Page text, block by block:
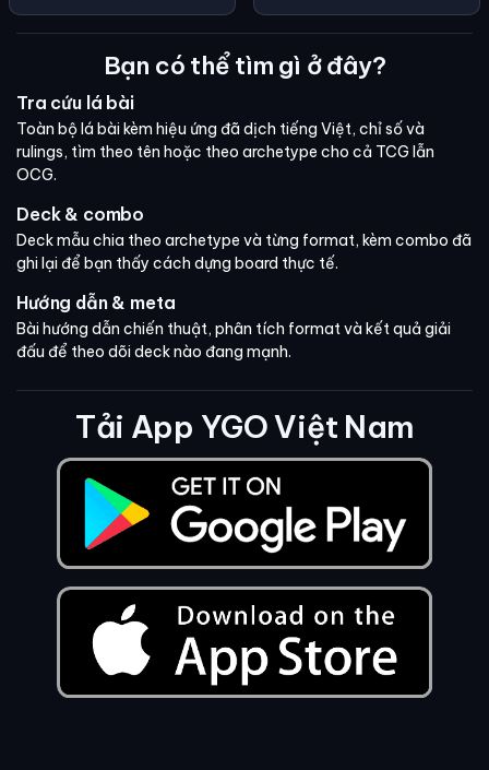
Bạn có thể tìm gì ở đây?
Tra cứu lá bài
Toàn bộ lá bài kèm hiệu ứng đã dịch tiếng Việt, chỉ số và
rulings, tìm theo tên hoặc theo archetype cho cả TCG lẫn
OCG.
Deck & combo
Deck mẫu chia theo archetype và từng format, kèm combo đã
ghi lại để bạn thấy cách dựng board thực tế.
Hướng dẫn & meta
Bài hướng dẫn chiến thuật, phân tích format và kết quả giải
đấu để theo dõi deck nào đang mạnh.
Tải App YGO Việt Nam